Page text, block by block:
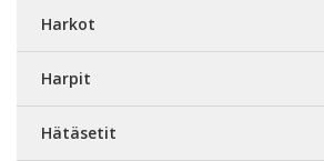
Harkot
Harpit
Hätäsetit